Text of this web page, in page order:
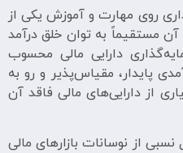
روی مهارت و آموزش یکی از
مستقیماً به توان خلق درآمد
دارایی مالی محسوب
پایدار، مقیاس‌پذیر و رو به
از دارایی‌های مالی فاقد آن
از نوسانات بازارهای مالی